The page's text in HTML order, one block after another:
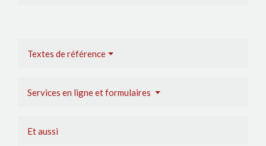
Textes de référence
Services en ligne et formulaires
Et aussi